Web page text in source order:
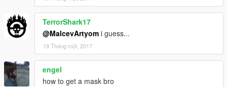
TerrorShark17
@MalcevArtyom i guess...
19 Tháng một, 2017
engel
how to get a mask bro